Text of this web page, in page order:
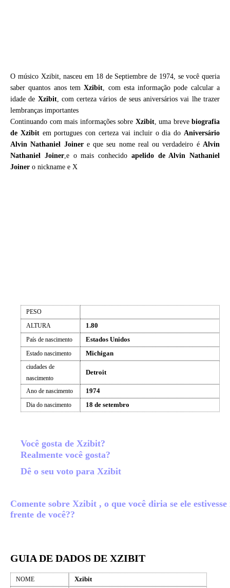
O músico Xzibit, nasceu em 18 de Septiembre de 1974, se você queria
saber quantos anos temXzibit, com esta informação pode calcular a
idade de Xzibit, com certeza vários de seus aniversários vai lhe trazer
lembranças importantes
Continuando com mais informações sobre Xzibit, uma breve biografia
de Xzibitem portugues con certeza vai incluir o dia doAniversário
Alvin Nathaniel Joinere que seu nome real ou verdadeiro éAlvin
Nathaniel Joiner,e o mais conhecido apelido de Alvin Nathaniel
Joiner o nickname e X
PESO
ALTURA
1.80
País de nascimento Estados Unidos
Estado nascimento Michigan
ciudades de
nascimento
Detroit
Ano de nascimento 1974
Dia do nascimento 18 de setembro
Você gosta de Xzibit?
Realmente você gosta?
Dê o seu voto para Xzibit
Comente sobre Xzibit , o que você diria se ele estivesse
frente de você??
GUIA DE DADOS DE XZIBIT
NOME Xzibit